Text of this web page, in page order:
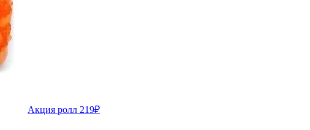
Акция ролл 219₽